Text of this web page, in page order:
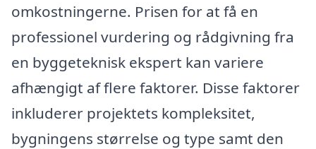
omkostningerne. Prisen for at få en
professionel vurdering og rådgivning fra
en byggeteknisk ekspert kan variere
afhængigt af flere faktorer. Disse faktorer
inkluderer projektets kompleksitet,
bygningens størrelse og type samt den